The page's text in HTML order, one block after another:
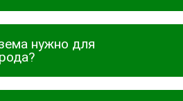
нужно для